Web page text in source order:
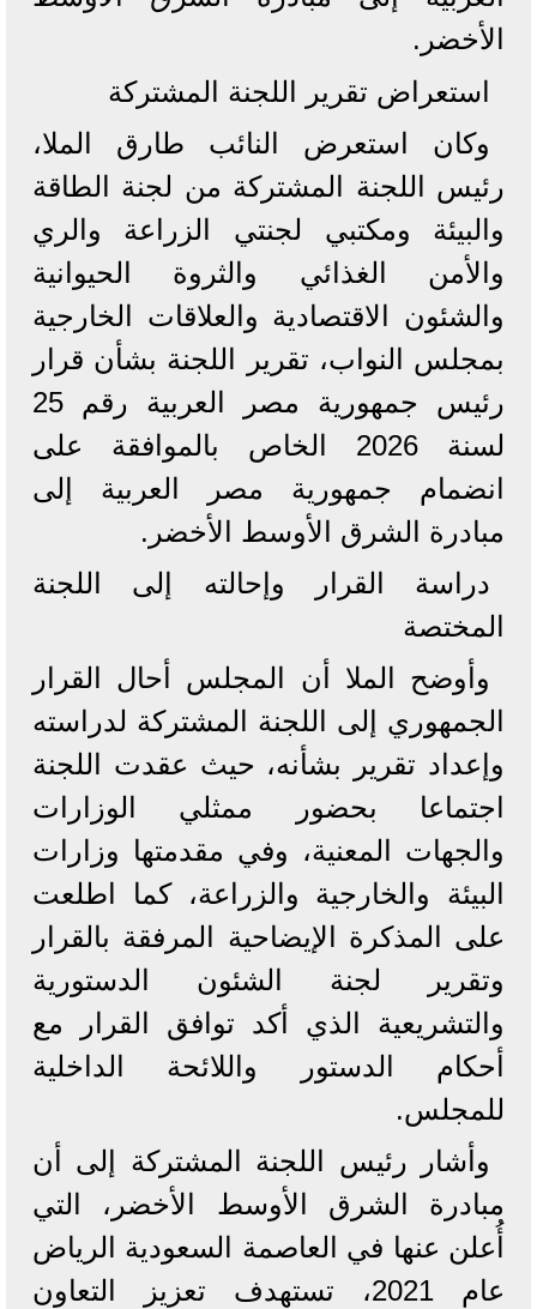
الأخضر.
استعراض تقرير اللجنة المشتركة
وكان استعرض النائب طارق الملا،
رئيس اللجنة المشتركة من لجنة الطاقة
والبيئة ومكتبي لجنتي الزراعة والري
والأمن الغذائي والثروة الحيوانية
والشئون الاقتصادية والعلاقات الخارجية
بمجلس النواب، تقرير اللجنة بشأن قرار
رئيس جمهورية مصر العربية رقم 25
لسنة 2026 الخاص بالموافقة على
انضمام جمهورية مصر العربية إلى
مبادرة الشرق الأوسط الأخضر.
دراسة القرار وإحالته إلى اللجنة
المختصة
وأوضح الملا أن المجلس أحال القرار
الجمهوري إلى اللجنة المشتركة لدراسته
وإعداد تقرير بشأنه، حيث عقدت اللجنة
اجتماعا بحضور ممثلي الوزارات
والجهات المعنية، وفي مقدمتها وزارات
البيئة والخارجية والزراعة، كما اطلعت
على المذكرة الإيضاحية المرفقة بالقرار
وتقرير لجنة الشئون الدستورية
والتشريعية الذي أكد توافق القرار مع
أحكام الدستور واللائحة الداخلية
للمجلس.
وأشار رئيس اللجنة المشتركة إلى أن
مبادرة الشرق الأوسط الأخضر، التي
أُعلن عنها في العاصمة السعودية الرياض
عام 2021، تستهدف تعزيز التعاون